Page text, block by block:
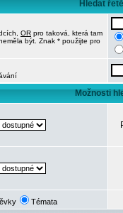
Hledat
OR pro taková, která tam
být. Znak * použijte pro
Možnosti
Témata